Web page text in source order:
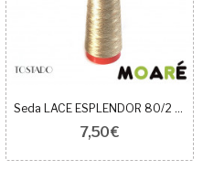
Seda LACE ESPLENDOR 80/2 TOSTADO
7,50 €